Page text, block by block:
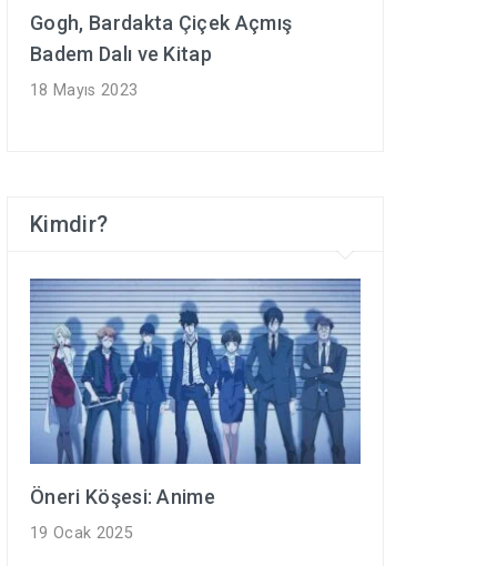
Gogh, Bardakta Çiçek Açmış
Badem Dalı ve Kitap
18 Mayıs 2023
Kimdir?
Öneri Köşesi: Anime
19 Ocak 2025